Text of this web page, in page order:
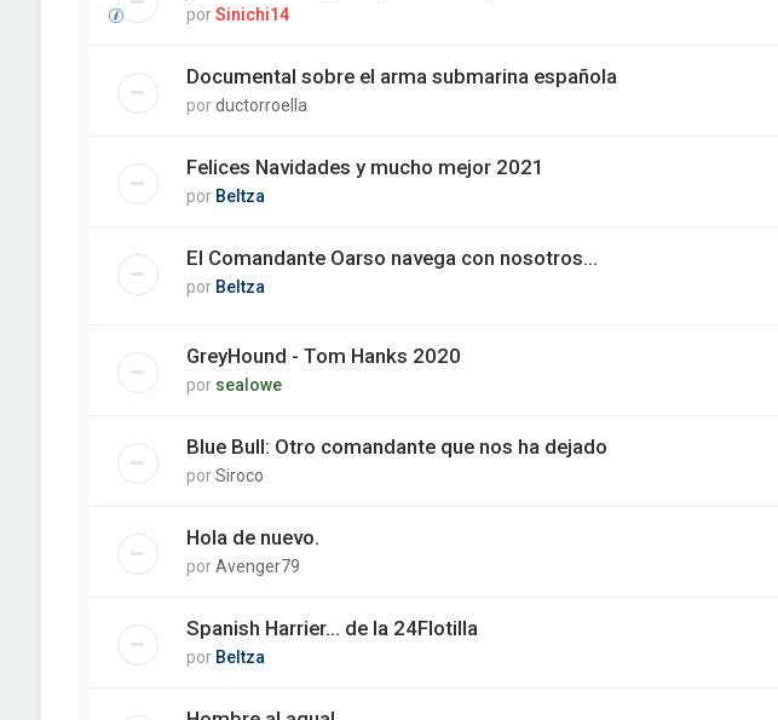
porSinichi14
Documental sobre el arma submarina española
porductorroella
Felices Navidades y mucho mejor 2021
por Beltza
El Comandante Oarso navega con nosotros...
por Beltza
GreyHound - Tom Hanks 2020
por sealowe
Blue Bull: Otro comandante que nos ha dejado
porSiroco
Hola de nuevo.
porAvenger79
Spanish Harrier... de la 24Flotilla
por Beltza